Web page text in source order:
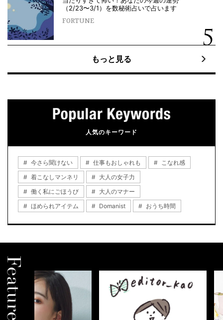
（2/23〜3/1）を数秘術占いで占います
FORTUNE
もっと見る
人気のキーワード
今さら聞けない 仕事もおしゃれも
こなれ感
着こなしマンネリ
大人の女子力
働く私にごほうび
大人のマナー
ほめられアイテム
Domanist おうち時間